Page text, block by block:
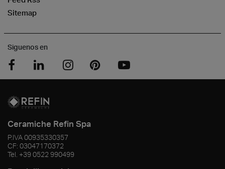
Sitemap
Siguenos en
Ceramiche Refin Spa
P.IVA00935330357
CF: 03047170372
Tel. +39 0522 990499